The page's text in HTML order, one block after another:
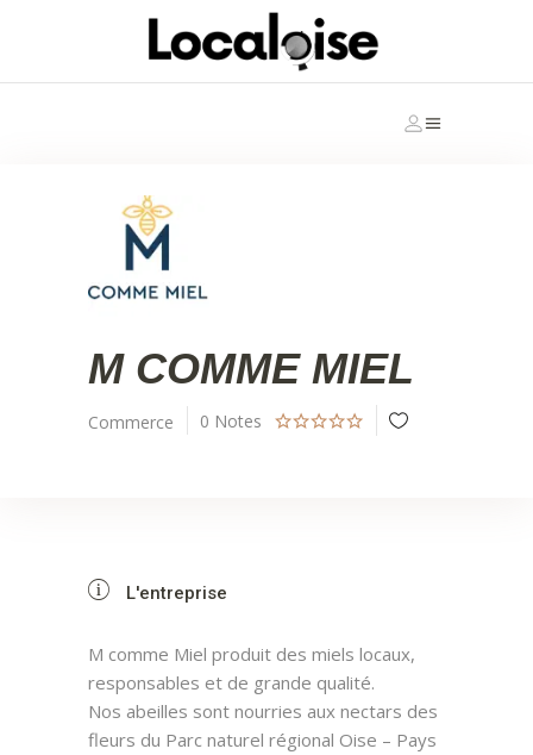
M COMME MIEL
Commerce 0 Notes
L'entreprise
M comme Miel produit des miels locaux,
responsables et de grande qualité.
Nos abeilles sont nourries aux nectars des
fleurs du Parc naturel régional Oise – Pays